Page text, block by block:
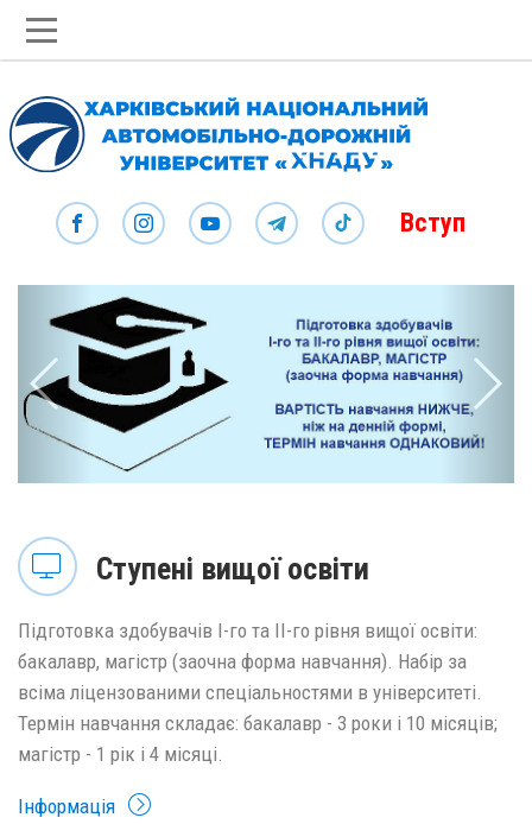
Вступ
Ступені вищої освіти
Підготовка здобувачів І-го та ІІ-го рівня вищої освіти:
бакалавр, магістр (заочна форма навчання). Набір за
всіма ліцензованими спеціальностями в університеті.
Термін навчання складає: бакалавр - 3 роки і 10 місяців;
магістр - 1 рік і 4 місяці.
Інформація